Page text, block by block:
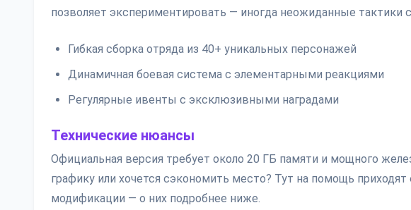
позволяет экспериментировать — иногда неожиданные
Гибкая сборка отряда из 40+ уникальных персонажей
Динамичная боевая система с элементарными реакциями
Регулярные ивенты с эксклюзивными наградами
Технические нюансы
Официальная версия требует около 20 ГБ памяти и мощного
графику или хочется сэкономить место? Тут на помощь
модификации — о них подробнее ниже.